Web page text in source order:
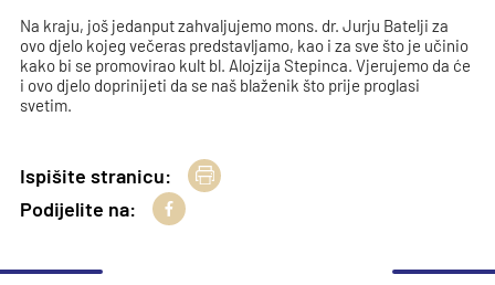
Na kraju, još jedanput zahvaljujemo mons. dr. Jurju Batelji za
ovo djelo kojeg večeras predstavljamo, kao i za sve što je učinio
kako bi se promovirao kult bl. Alojzija Stepinca. Vjerujemo da će
i ovo djelo doprinijeti da se naš blaženik što prije proglasi
svetim.
Ispišite stranicu:
Podijelite na: